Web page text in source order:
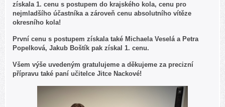
získala 1. cenu s postupem do krajského kola, cenu pro
nejmladšího účastníka a zároveň cenu absolutního vítěze
okresního kola!
První cenu s postupem získala také Michaela Veselá a Petra
Popelková, Jakub Boštík pak získal 1. cenu.
Všem výše uvedeným gratulujeme a děkujeme za precizní
přípravu také paní učitelce Jitce Nackové!